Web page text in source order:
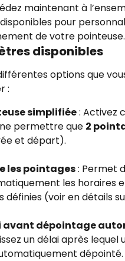
maintenant à
pour
de votre pointeuse.
disponibles
options que
:
simplifiée : Activez
permettre que 2
et départ).
les pointages : Permet
les horaires
définies (voir en détails
avant dépointage
un délai après lequel
dépointé.